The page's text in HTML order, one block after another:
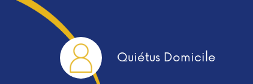
Quiétus Domicile